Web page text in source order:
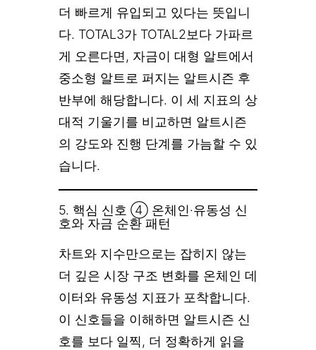
더 빠르게 유입되고 있다는 뜻입니
다. TOTAL3가 TOTAL2보다 가파르
게 오른다면, 자금이 대형 알트에서
중소형 알트로 퍼지는 알트시즌 후
반부에 해당합니다. 이 세 지표의 상
대적 기울기를 비교하면 알트시즌
의 강도와 진행 단계를 가늠할 수 있
습니다.
5. 핵심 신호 ④ 온체인·유동성 신
호와 자금 순환 패턴
차트와 지수만으로는 잡히지 않는
더 깊은 시장 구조 변화를 온체인 데
이터와 유동성 지표가 포착합니다.
이 신호들을 이해하면 알트시즌 신
호를 보다 일찍, 더 정확하게 읽을